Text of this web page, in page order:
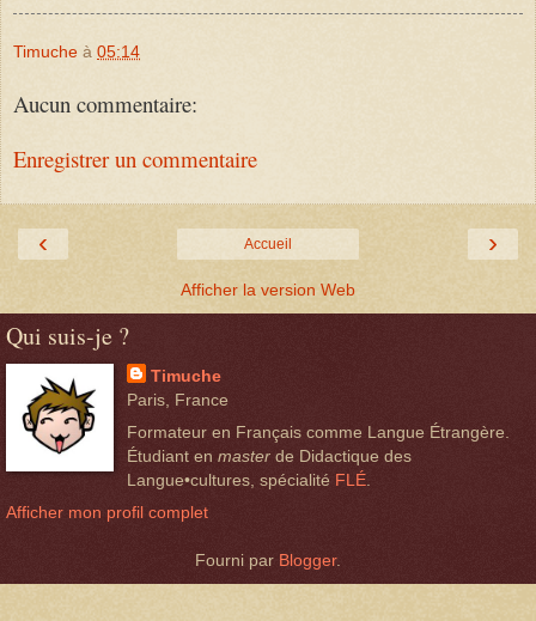
Timuche à 05:14
Aucun commentaire:
Enregistrer un commentaire
‹ ›
Accueil
Afficher la version Web
Qui suis-je ?
Timuche
Paris, France
Formateur en Français comme Langue Étrangère.
Étudiant en masterde Didactique des
Langue•cultures, spécialité FLÉ.
Afficher mon profil complet
Fourni par Blogger.